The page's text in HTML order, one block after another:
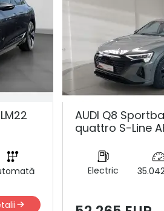
AUDI Q8
quattro S-Line
Electric